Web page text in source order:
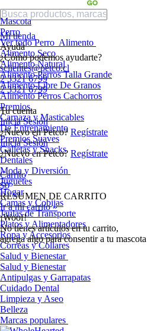
Mi tienda
Ayuda
¿Cómo podemos ayudarte?
sclientes@petco.cl
2 3321 6799
2 3321 6799
Tu cuenta
Inicia Sesión
¿Nuevo en Petco? Regístrate
Inicia Sesión
¿Nuevo en Petco? Regístrate
Carrito
$0
RESUMEN DE CARRITO
Ir a mi carrito »
¡Woof!
No tíenes artículos en tu carrito,
agrega algo para consentir a tu mascota
Mascota
Perro
Ver todo Perro Alimento
Alimento Seco
Alimento Natural
Alimento Perros Talla Grande
Alimento Libre De Granos
Alimento Perros Cachorros
Premios
Carnaza y Masticables
De Entrenamiento
Premios Suaves
Galletas y Snacks
Dentales
Moda y Diversión
Juguetes
Hogar
Camas y Cobijas
Jaulas de Transporte
Platos y Alimentadores
Ropa y Accesorios
Correas y Collares
Salud y Bienestar
Salud y Bienestar
Antipulgas y Garrapatas
Cuidado Dental
Limpieza y Aseo
Belleza
Marcas populares